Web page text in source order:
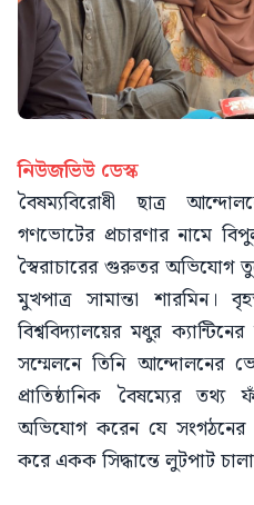
নিউজভিউ ডেস্ক
বৈষম্যবিরোধী ছাত্র
গণভোটের প্রচারণার নামে
স্বৈরাচারের গুরুতর অভিযোগ
মুখপাত্র সামান্তা শারমিন।
বিশ্ববিদ্যালয়ের মধুর
সম্মেলনে তিনি আন্দোলনের
প্রাতিষ্ঠানিক বৈষম্যের
অভিযোগ করেন যে সংগঠনের
করে একক সিদ্ধান্তে লুটপাট